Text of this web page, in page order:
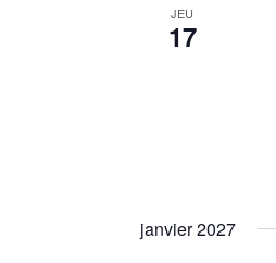
JEU
17
janvier 2027